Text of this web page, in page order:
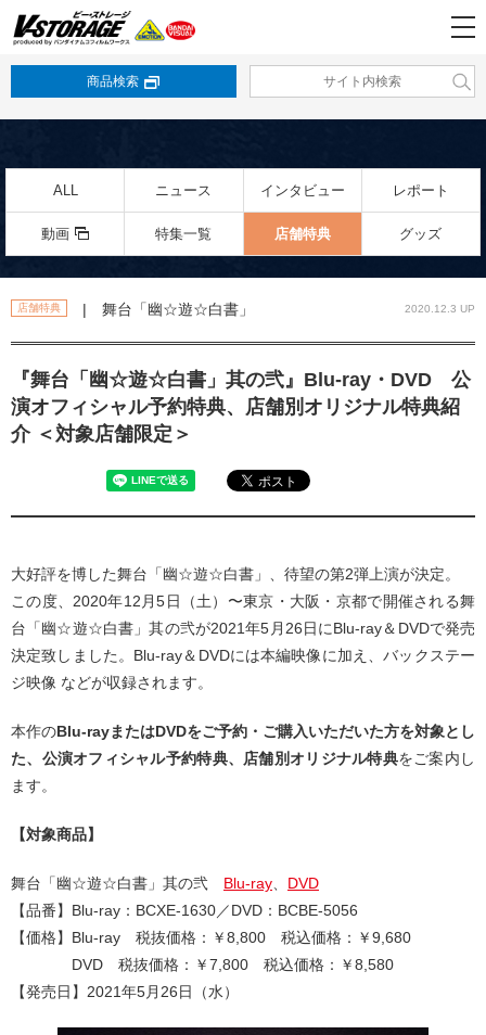
商品検索
ALL ニュース インタビュー レポート
動画 特集一覧 店舗特典 グッズ
店舗特典 | 舞台「幽☆遊☆白書」 2020.12.3 UP
『舞台「幽☆遊☆白書」其の弐』Blu-ray・DVD 公
演オフィシャル予約特典、店舗別オリジナル特典紹
介 ＜対象店舗限定＞
大好評を博した舞台「幽☆遊☆白書」、待望の第2弾上演が決定。
この度、2020年12月5日（土）〜東京・大阪・京都で開催される舞
台「幽☆遊☆白書」其の弐が2021年5月26日にBlu-ray＆DVDで発売
決定致しました。Blu-ray＆DVDには本編映像に加え、バックステー
ジ映像 などが収録されます。
本作のBlu-rayまたはDVDをご予約・ご購入いただいた方を対象とし
た、公演オフィシャル予約特典、店舗別オリジナル特典をご案内し
ます。
【対象商品】
舞台「幽☆遊☆白書」其の弐 Blu-ray
DVD
【品番】Blu-ray：BCXE-1630／DVD：BCBE-5056
【価格】Blu-ray 税抜価格：￥8,800 税込価格：￥9,680
DVD 税抜価格：￥7,800 税込価格：￥8,580
【発売日】2021年5月26日（水）